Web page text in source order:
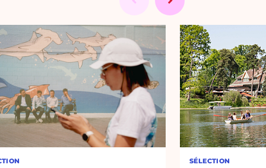
SÉLECTION